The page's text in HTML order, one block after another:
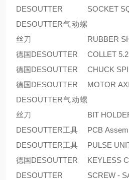
DESOUTTER
SOCKET
DESOUTTER气动螺
丝刀
RUBBER
德国DESOUTTER
COLLET
德国DESOUTTER
CHUCK
德国DESOUTTER
MOTOR
DESOUTTER气动螺
丝刀
BIT
DESOUTTER工具
PCB
DESOUTTER工具
PULSE
德国DESOUTTER
KEYLESS
DESOUTTER
SCREW -